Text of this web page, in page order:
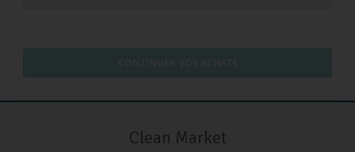
Clean Market